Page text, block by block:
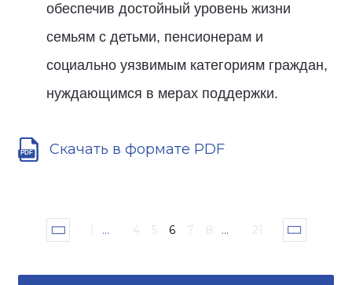
обеспечив достойный уровень жизни
семьям с детьми, пенсионерам и
социально уязвимым категориям граждан,
нуждающимся в мерах поддержки.
Скачать в формате PDF
1 ... 4 5 6 7 8 ... 21